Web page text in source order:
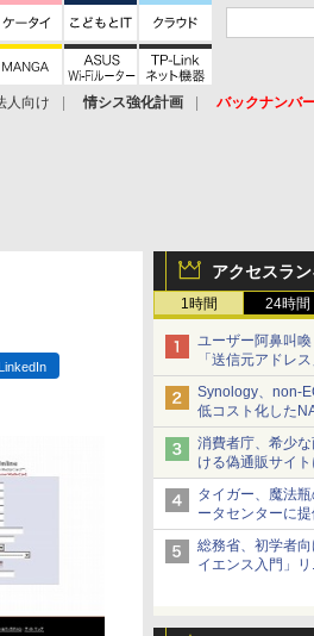
人向け 情シス強化計画
バックナンバ
アクセスラ
1時間 24時間
ユーザー阿鼻叫
「送信元アドレ
【やじうまWatch
Synology、non-
低コスト化した
ーズ 予算を抑え
アップグレードも
消費者庁、希少
ける偽通販サイ
イン名を公表
タイガー、魔法
ータセンターに
で 「ステンレス
総務省、初学者
イエンス入門」
LinkedIn